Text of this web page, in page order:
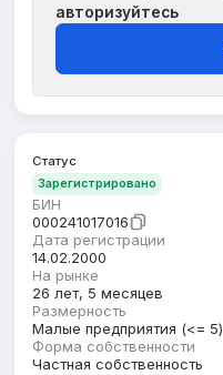
авторизуйтесь
Статус
Зарегистрировано
БИН
000241017016
Дата регистрации
14.02.2000
На рынке
26 лет, 5 месяцев
Размерность
Малые предприятия (<= 5)
Форма собственности
Частная собственность